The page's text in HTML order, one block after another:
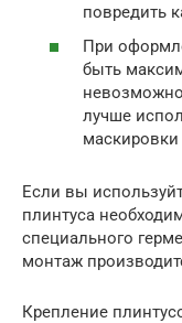
повредить
При
быть
лучше
Если вы
плинтуса
специального
монтаж
Крепление